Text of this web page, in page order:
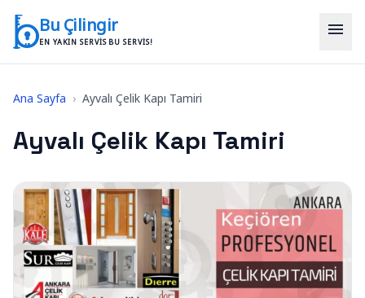
Bu Çilingir
EN YAKIN SERVIS BU SERVIS!
menu
Ana Sayfa › Ayvalı Çelik Kapı Tamiri
Ayvalı Çelik Kapı Tamiri